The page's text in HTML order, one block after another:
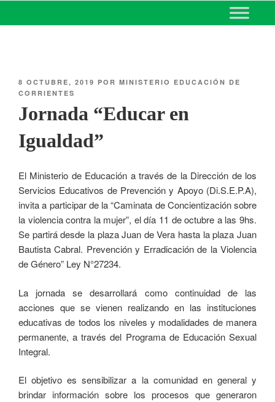
MINISTERIO DE EDUCACIÓN
DE CORRIENTES
8 OCTUBRE, 2019 POR MINISTERIO EDUCACIÓN DE
CORRIENTES
Jornada “Educar en
Igualdad”
El Ministerio de Educación a través de la Dirección de los
Servicios Educativos de Prevención y Apoyo (Di.S.E.P.A),
invita a participar de la “Caminata de Concientización sobre
la violencia contra la mujer”, el día 11 de octubre a las 9hs.
Se partirá desde la plaza Juan de Vera hasta la plaza Juan
Bautista Cabral. Prevención y Erradicación de la Violencia
de Género” Ley N°27234.
La jornada se desarrollará como continuidad de las
acciones que se vienen realizando en las instituciones
educativas de todos los niveles y modalidades de manera
permanente, a través del Programa de Educación Sexual
Integral.
El objetivo es sensibilizar a la comunidad en general y
brindar información sobre los procesos que generaron